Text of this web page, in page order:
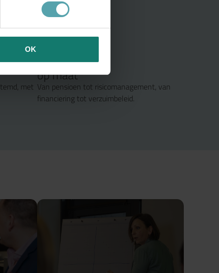
OK
met
Specialisme
op maat
Van pensioen tot risicomanagement, van
financiering tot verzuimbeleid.